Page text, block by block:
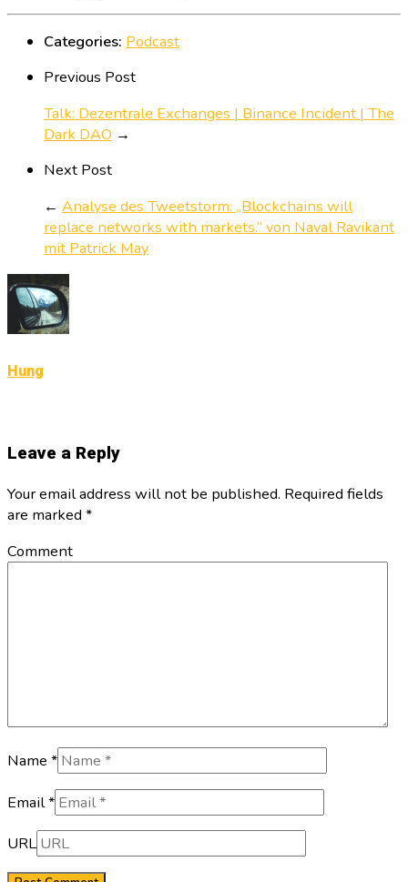
Categories: Podcast
Previous Post
Talk: Dezentrale Exchanges | Binance Incident | The
Dark DAO →
Next Post
← Analyse des Tweetstorm: „Blockchains will
replace networks with markets.“ von Naval Ravikant
mit Patrick May
Hung
Leave a Reply
Your email address will not be published. Required fields
are marked *
Comment
Name *
Email *
URL